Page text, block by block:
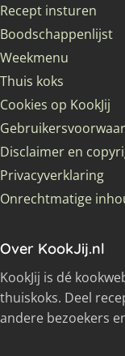
Recept insturen
Boodschappenlijst
Weekmenu
Thuis koks
Cookies op KookJij
Disclaimer en
Privacyverklaring
Onrechtmatige
Over KookJij.nl
KookJij is dé
thuiskoks. Deel
andere bezoekers